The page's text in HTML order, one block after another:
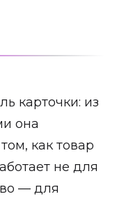
карточки: из
она
как товар
не для
— для